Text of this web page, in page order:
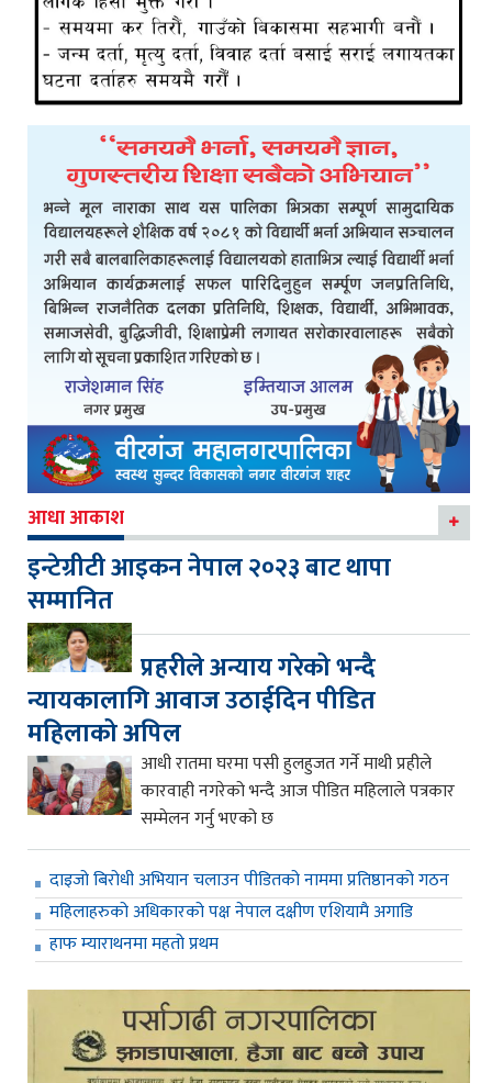
आधा आकाश
इन्टेग्रीटी आइकन नेपाल २०२३ बाट थापा
सम्मानित
प्रहरीले अन्याय गरेको भन्दै
न्यायकालागि आवाज उठाईदिन पीडित
महिलाको अपिल
आधी रातमा घरमा पसी हुलहुजत गर्ने माथी प्रहीले
कारवाही नगरेको भन्दै आज पीडित महिलाले पत्रकार
सम्मेलन गर्नु भएको छ
दाइजो बिरोधी अभियान चलाउन पीडितको नाममा प्रतिष्ठानको गठन
महिलाहरुको अधिकारको पक्ष नेपाल दक्षीण एशियामै अगाडि
हाफ म्याराथनमा महतो प्रथम